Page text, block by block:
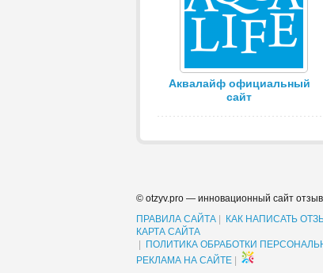
Аквалайф официальный
сайт
© otzyv.pro — инновационный сайт
ПРАВИЛА САЙТА
КАК НАПИСАТЬ
КАРТА САЙТА
ПОЛИТИКА ОБРАБОТКИ
РЕКЛАМА НА САЙТЕ